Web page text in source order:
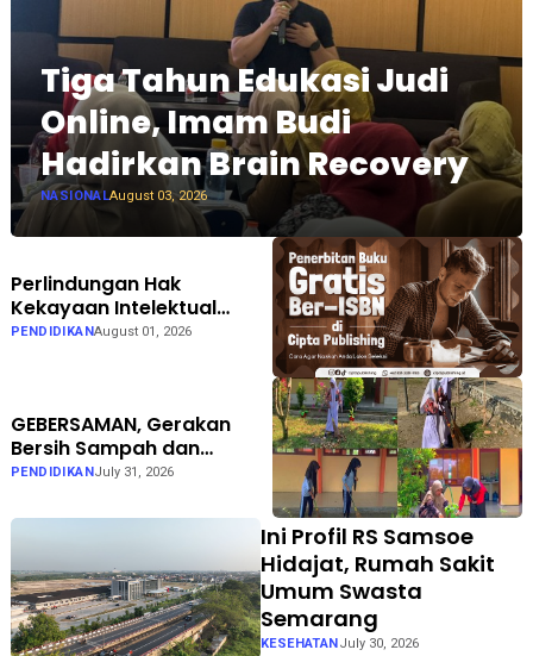
Tiga Tahun Edukasi Judi
Online, Imam Budi
Hadirkan Brain Recovery
NASIONALAugust 03, 2026
Perlindungan Hak
Kekayaan Intelektual
Dinilai Semakin Penting
PENDIDIKANAugust 01, 2026
GEBERSAMAN, Gerakan
Bersih Sampah dan
Penataan Taman di SMPN 1
PENDIDIKANJuly 31, 2026
Ini Profil RS Samsoe
Hidajat, Rumah Sakit
Umum Swasta
Semarang
KESEHATANJuly 30, 2026